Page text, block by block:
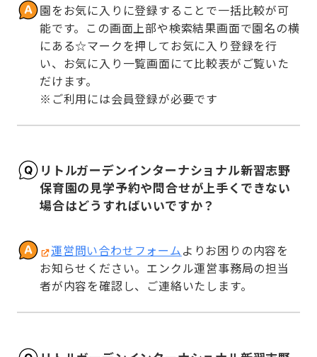
園をお気に入りに登録することで一括比較が可
能です。この画面上部や検索結果画面で園名の横
にある☆マークを押してお気に入り登録を行
い、お気に入り一覧画面にて比較表がご覧いた
だけます。
※ご利用には会員登録が必要です
リトルガーデンインターナショナル新習志野
保育園の見学予約や問合せが上手くできない
場合はどうすればいいですか？
運営問い合わせフォームよりお困りの内容を
お知らせください。エンクル運営事務局の担当
者が内容を確認し、ご連絡いたします。